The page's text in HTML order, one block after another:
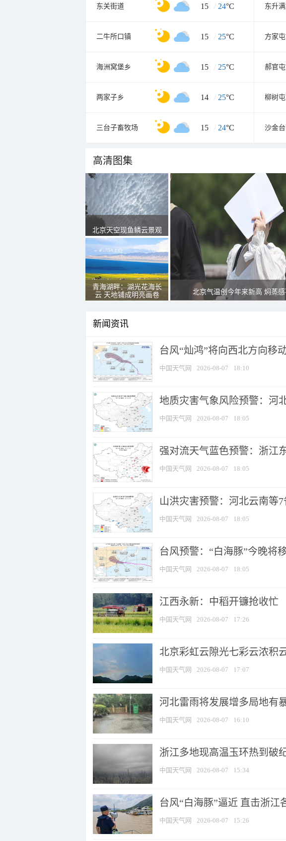
东关街道 15 / 24°C 东升
二牛所口镇 15 / 25°C 方家
海洲窝堡乡 15 / 25°C 郝官
两家子乡 14 / 25°C
三台子畜牧场 15 / 24°C
高清图集
北京天空现鱼鳞云景观
青海湖畔：湖光花海长
云 天地铺成明亮画卷
北京气温创今年来新高 焖蒸
新闻资讯
台风“灿鸿”将向西北方向移
中国天气网 2026-08-07 18:10
地质灾害气象风险预警：河
中国天气网 2026-08-07 18:05
强对流天气蓝色预警：浙江
中国天气网 2026-08-07 18:05
山洪灾害预警：河北云南等
中国天气网 2026-08-07 18:05
台风预警：“白海豚”今晚将
中国天气网 2026-08-07 18:05
江西永新：中稻开镰抢收忙
中国天气网 2026-08-07 17:26
北京彩虹云隙光七彩云浓积
中国天气网 2026-08-07 17:07
河北雷雨将发展增多局地有
中国天气网 2026-08-07 16:10
浙江多地现高温玉环热到破
中国天气网 2026-08-07 15:34
台风“白海豚”逼近 直击浙江
中国天气网 2026-08-07 15:26